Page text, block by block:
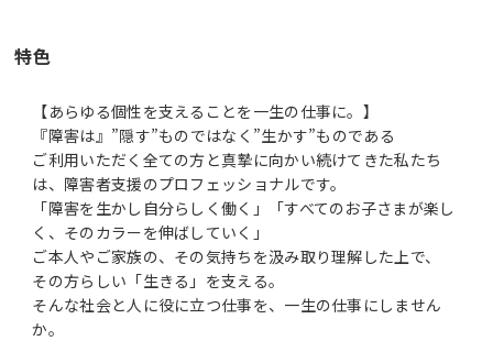
特色
【あらゆる個性を支えることを一生の仕事に。】
『障害は』”隠す”ものではなく”生かす”ものである
ご利用いただく全ての方と真摯に向かい続けてきた私たち
は、障害者支援のプロフェッショナルです。
「障害を生かし自分らしく働く」「すべてのお子さまが楽し
く、そのカラーを伸ばしていく」
ご本人やご家族の、その気持ちを汲み取り理解した上で、
その方らしい「生きる」を支える。
そんな社会と人に役に立つ仕事を、一生の仕事にしません
か。